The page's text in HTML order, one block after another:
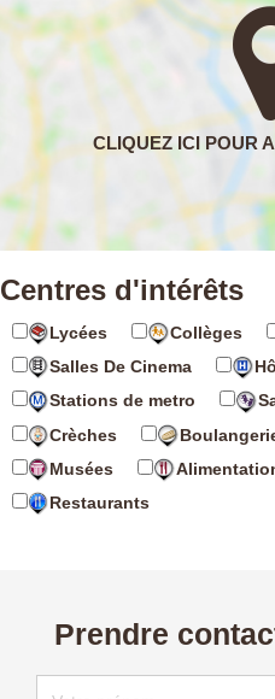
Centres d'intérêts
Lycées Collèges
Salles De Cinema
Stations de metro
Crèches
Musées
Restaurants
Prendre